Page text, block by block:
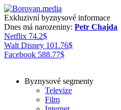
Exkluzivní byznysové informace
Dnes má narozeniny: Petr Chajda
Netflix 74.2$
Walt Disney 101.76$
Facebook 588.77$
Byznysové segmenty
Televize
Film